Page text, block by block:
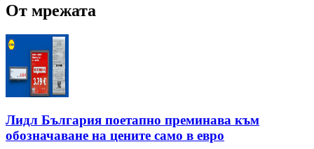
От мрежата
Лидл България поетапно преминава към
обозначаване на цените само в евро